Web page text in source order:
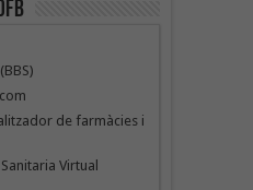
de farmàcies i
Virtual